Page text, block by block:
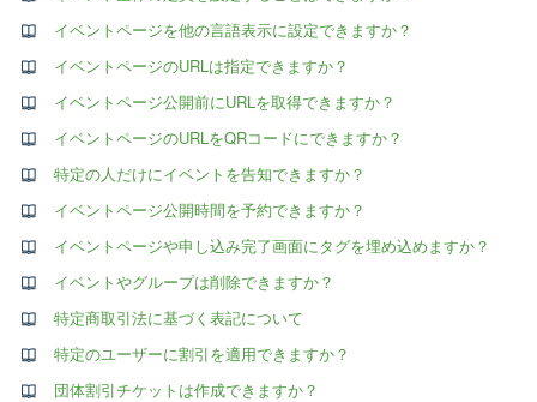
イベントページを他の言語表示に設定できますか？
イベントページのURLは指定できますか？
イベントページ公開前にURLを取得できますか？
イベントページのURLをQRコードにできますか？
特定の人だけにイベントを告知できますか？
イベントページ公開時間を予約できますか？
イベントページや申し込み完了画面にタグを埋め込めますか？
イベントやグループは削除できますか？
特定商取引法に基づく表記について
特定のユーザーに割引を適用できますか？
団体割引チケットは作成できますか？